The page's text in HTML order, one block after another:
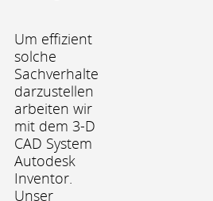
Um effizient
solche
Sachverhalte
darzustellen
arbeiten wir
mit dem 3-D
CAD System
Autodesk
Inventor.
Unser